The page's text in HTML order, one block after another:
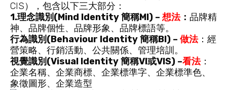
CIS），包含以下三大部分：
1.理念識別(Mind Identity 簡稱MI) – 想法： 品牌精
神、品牌個性、品牌形象、品牌標語等。
行為識別(Behaviour Identity 簡稱BI) – 做法：經
營策略、行銷活動、公共關係、管理培訓。
視覺識別(Visual Identity 簡稱VI或VIS) –看法：
企業名稱、企業商標、企業標準字、企業標準色、
象徵圖形、企業造型